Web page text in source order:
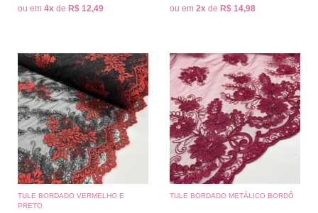
ou em 4x de R$ 12,49
ou em 2x de R$ 14,98
TULE BORDADO VERMELHO E
PRETO
TULE BORDADO METÁLICO BORDÔ